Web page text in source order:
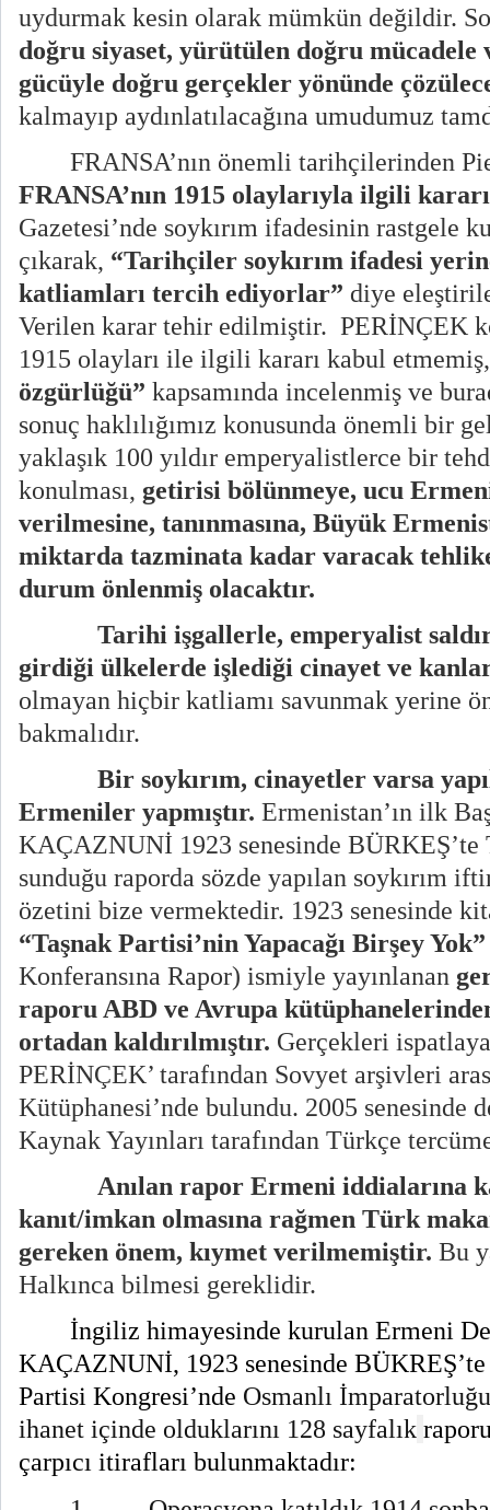
uydurmak kesin olarak mümkün değildir.
doğru siyaset, yürütülen doğru
gücüyle doğru gerçekler yönünde
kalmayıp aydınlatılacağına umudumuz
FRANSA’nın önemli tarihçilerinden
FRANSA’nın 1915 olaylarıyla ilgili
Gazetesi’nde soykırım ifadesinin rastgele
çıkarak, “Tarihçiler soykırım ifadesi
katliamları tercih ediyorlar” diye
Verilen karar tehir edilmiştir. PERİNÇEK
1915 olayları ile ilgili kararı kabul
özgürlüğü” kapsamında incelenmiş ve
sonuç haklılığımız konusunda önemli bir
yaklaşık 100 yıldır emperyalistlerce bir
konulması, getirisi bölünmeye, ucu
verilmesine, tanınmasına, Büyük
miktarda tazminata kadar varacak
durum önlenmiş olacaktır.
Tarihi işgallerle, emperyalist
girdiği ülkelerde işlediği cinayet ve
olmayan hiçbir katliamı savunmak yerine
bakmalıdır.
Bir soykırım, cinayetler varsa
Ermeniler yapmıştır. Ermenistan’ın ilk
KAÇAZNUNİ 1923 senesinde BÜRKEŞ’te
sunduğu raporda sözde yapılan soykırım
özetini bize vermektedir. 1923 senesinde
“Taşnak Partisi’nin Yapacağı Birşey
Konferansına Rapor) ismiyle yayınlanan
raporu ABD ve Avrupa
ortadan kaldırılmıştır. Gerçekleri
PERİNÇEK’ tarafından Sovyet arşivleri
Kütüphanesi’nde bulundu. 2005 senesinde
Kaynak Yayınları tarafından Türkçe
Anılan rapor Ermeni iddialarına
kanıt/imkan olmasına rağmen Türk
gereken önem, kıymet verilmemiştir. Bu
Halkınca bilmesi gereklidir.
İngiliz himayesinde kurulan Ermeni
KAÇAZNUNİ, 1923 senesinde BÜKREŞ’te
Partisi Kongresi’nde Osmanlı
ihanet içinde olduklarını 128 sayfalık
çarpıcı itirafları bulunmaktadır: